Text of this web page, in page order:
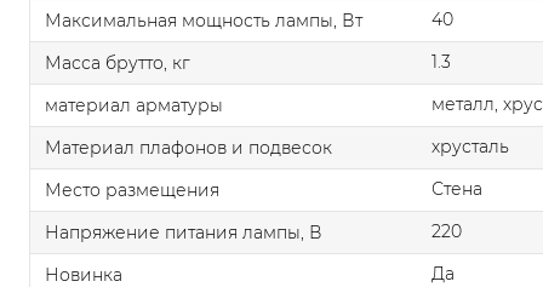
Максимальная мощность лампы, Вт
40
Масса брутто, кг
1.3
материал арматуры
металл,
Материал плафонов и подвесок
хрусталь
Место размещения
Стена
Напряжение питания лампы, В
220
Новинка
Да